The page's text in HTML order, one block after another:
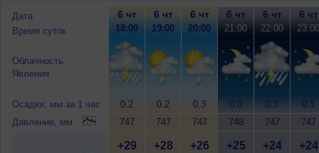
Дата
Время суток
Облачность
Явления
Осадки, мм за 1 час
Давление, мм
6 чт
18:00
0.2
747
+29
6 чт
19:00
0.2
747
+28
6 чт
20:00
0.3
747
+26
6 чт
21:00
0.0
748
+25
6 чт
22:00
0.3
747
+24
6 чт
23:00
0.1
747
+24